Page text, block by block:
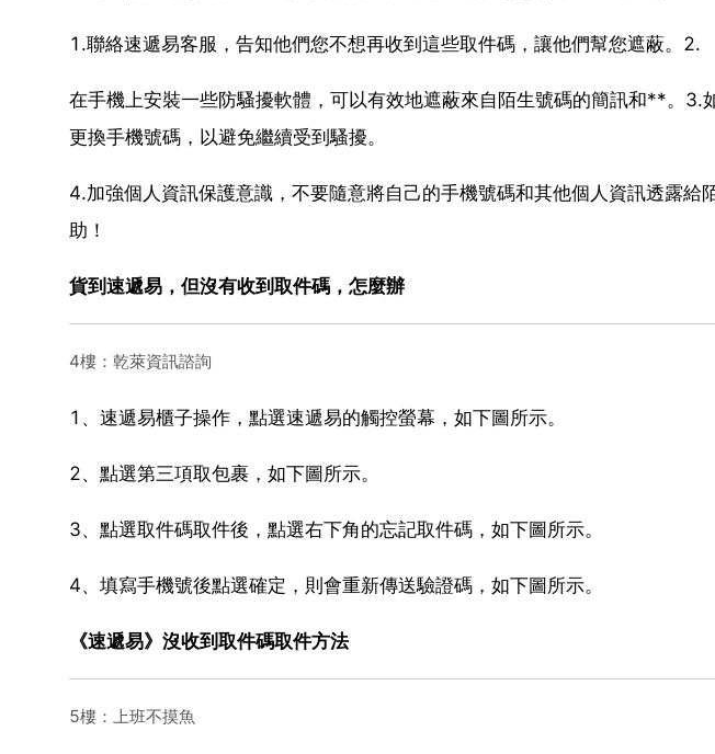
1.聯絡速遞易客服，告知他們您不想再收到這些取件碼，讓他們幫您遮蔽。2.
在手機上安裝一些防騷擾軟體，可以有效地遮蔽來自陌生號碼的簡訊和**。3.
更換手機號碼，以避免繼續受到騷擾。
4.加強個人資訊保護意識，不要隨意將自己的手機號碼和其他個人資訊透露
助！
貨到速遞易，但沒有收到取件碼，怎麼辦
4樓：乾萊資訊諮詢
1、速遞易櫃子操作，點選速遞易的觸控螢幕，如下圖所示。
2、點選第三項取包裹，如下圖所示。
3、點選取件碼取件後，點選右下角的忘記取件碼，如下圖所示。
4、填寫手機號後點選確定，則會重新傳送驗證碼，如下圖所示。
《速遞易》沒收到取件碼取件方法
5樓：上班不摸魚